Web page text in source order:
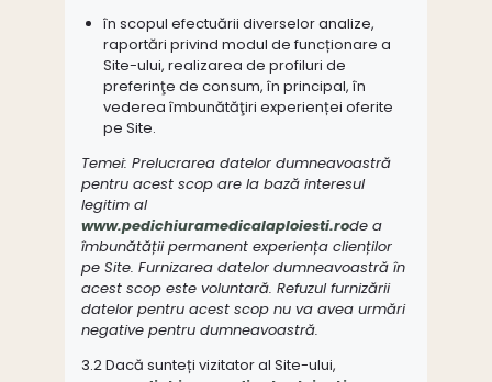
în scopul efectuării diverselor analize,
raportări privind modul de funcționare a
Site-ului, realizarea de profiluri de
preferinţe de consum, în principal, în
vederea îmbunătăţiri experienței oferite
pe Site.
Temei: Prelucrarea datelor dumneavoastră
pentru acest scop are la bază interesul
legitim al
www.pedichiuramedicalaploiesti.rode a
îmbunătății permanent experiența clienților
pe Site. Furnizarea datelor dumneavoastră în
acest scop este voluntară. Refuzul furnizării
datelor pentru acest scop nu va avea urmări
negative pentru dumneavoastră.
3.2 Dacă sunteți vizitator al Site-ului,